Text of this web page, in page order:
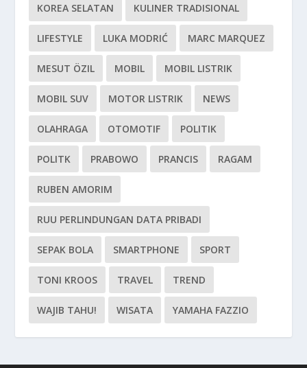
KOREA SELATAN KULINER TRADISIONAL
LIFESTYLE LUKA MODRIĆ MARC MARQUEZ
MESUT ÖZIL MOBIL MOBIL LISTRIK
MOBIL SUV MOTOR LISTRIK NEWS
OLAHRAGA OTOMOTIF POLITIK
POLITK PRABOWO PRANCIS RAGAM
RUBEN AMORIM
RUU PERLINDUNGAN DATA PRIBADI
SEPAK BOLA SMARTPHONE SPORT
TONI KROOS TRAVEL TREND
WAJIB TAHU! WISATA YAMAHA FAZZIO